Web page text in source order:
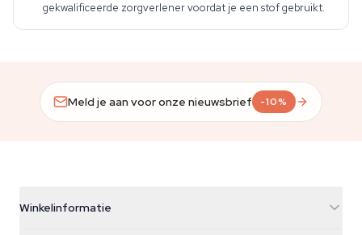
gekwalificeerde zorgverlener voordat je een stof gebruikt.
Meld je aan voor onze nieuwsbrief -10%
Winkelinformatie